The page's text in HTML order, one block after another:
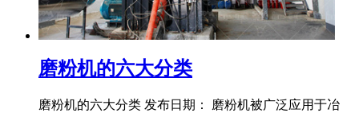
磨粉机的六大分类
磨粉机的六大分类 发布日期： 磨粉机被广泛应用于冶